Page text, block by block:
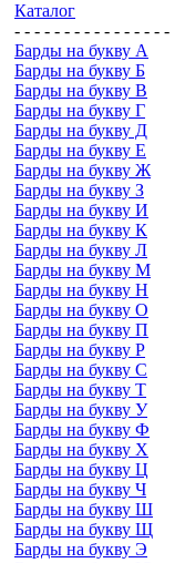
Каталог
- - - - - - - - - - - - - - - -
Барды на букву А
Барды на букву Б
Барды на букву В
Барды на букву Г
Барды на букву Д
Барды на букву Е
Барды на букву Ж
Барды на букву З
Барды на букву И
Барды на букву К
Барды на букву Л
Барды на букву М
Барды на букву Н
Барды на букву О
Барды на букву П
Барды на букву Р
Барды на букву С
Барды на букву Т
Барды на букву У
Барды на букву Ф
Барды на букву Х
Барды на букву Ц
Барды на букву Ч
Барды на букву Ш
Барды на букву Щ
Барды на букву Э